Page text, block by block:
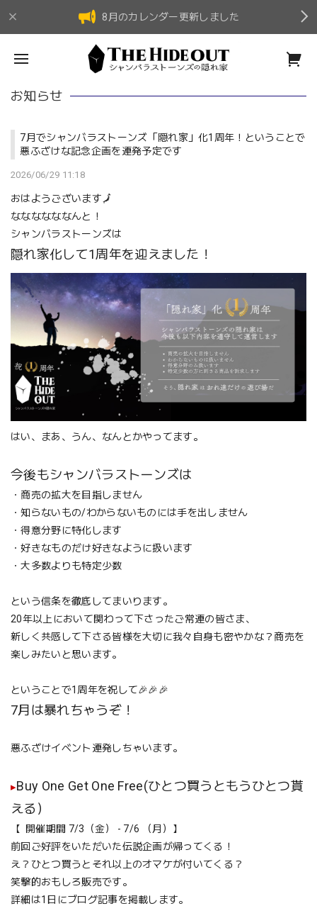
8月のカレンダー更新しました
お知らせ
7月でシャンバラストーンズ「隠れ家」化1周年！ということで
悪ふざけな記念企画を連発予定です
2026/06/29 11:18
おはようございます🗾
ななななななんと！
シャンバラストーンズは
隠れ家化して1周年を迎えました！
はい、まあ、うん、なんとかやってます。
今後もシャンバラストーンズは
・商売の拡大を目指しません
・知らないもの/わからないものには手を出しません
・得意分野に特化します
・好きなものだけ好きなように扱います
・大多数よりも特定少数
という信条を徹底してまいります。
20年以上において関わって下さったご常連の皆さま、
新しく共感して下さる皆様を大切に我々自身も密やかな？商売を
楽しみたいと思います。
ということで1周年を祝して🎉🎉🎉
7月は暴れちゃうぞ！
悪ふざけイベント連発しちゃいます。
▸Buy One Get One Free(ひとつ買うともうひとつ貰
える）
【 開催期間 7/3（金） - 7/6 （月）】
前回ご好評をいただいた伝説企画が帰ってくる！
え？ひとつ買うとそれ以上のオマケが付いてくる？
笑撃的おもしろ販売です。
詳細は1日にブログ記事を掲載します。